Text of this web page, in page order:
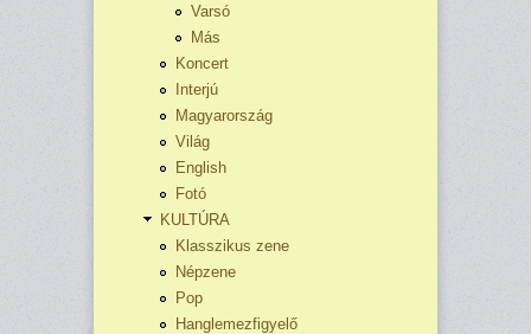
Varsó
Más
Koncert
Interjú
Magyarország
Világ
English
Fotó
KULTÚRA
Klasszikus zene
Népzene
Pop
Hanglemezfigyelő